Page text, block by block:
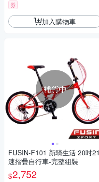
券
加入購物車
補貨中
FUSIN-F101 新騎生活 20吋21
速摺疊自行車-完整組裝
$2,752